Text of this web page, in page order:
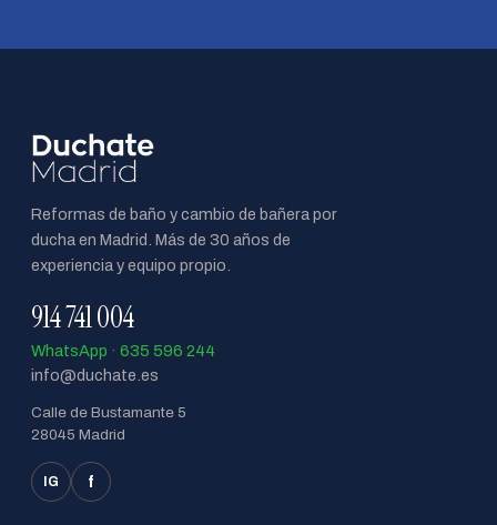
Reformas de baño y cambio de bañera por
ducha en Madrid. Más de 30 años de
experiencia y equipo propio.
914 741 004
WhatsApp · 635 596 244
info@duchate.es
Calle de Bustamante 5
28045 Madrid
IG f